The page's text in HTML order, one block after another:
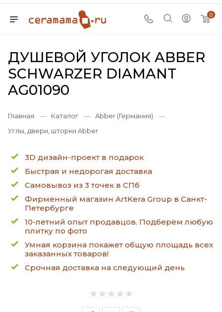
0
ДУШЕВОЙ УГОЛОК ABBER
SCHWARZER DIAMANT
AG01090
Главная — Каталог — Abber (Германия)
—
Углы, двери, шторки Abber
3D дизайн-проект в подарок
Быстрая и недорогая доставка
Самовывоз из 3 точек в СПб
Фирменный магазин ArtKera Group в Санкт-
Петербурге
10-летний опыт продавцов. Подберём любую
плитку по фото
Умная корзина покажет общую площадь всех
заказанных товаров!
Срочная доставка на следующий день